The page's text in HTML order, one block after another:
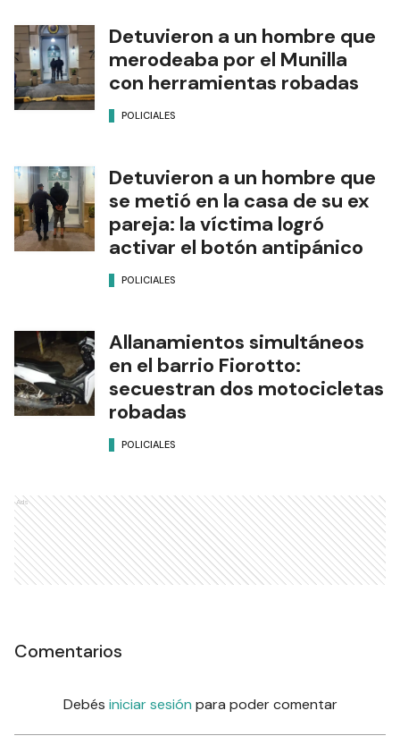
Detuvieron a un hombre que
merodeaba por el Munilla
con herramientas robadas
POLICIALES
Detuvieron a un hombre que
se metió en la casa de su ex
pareja: la víctima logró
activar el botón antipánico
POLICIALES
Allanamientos simultáneos
en el barrio Fiorotto:
secuestran dos motocicletas
robadas
POLICIALES
Ads
Comentarios
Debés iniciar sesión para poder comentar